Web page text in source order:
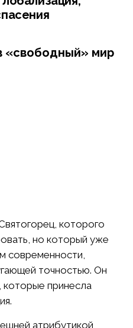
«свободный» мир
которого
но который уже
современности,
точностью. Он
принесла
атрибутикой